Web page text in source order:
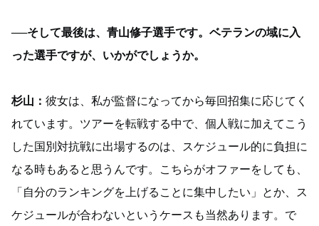
──そして最後は、青山修子選手です。ベテランの域に入
った選手ですが、いかがでしょうか。
杉山： 彼女は、私が監督になってから毎回招集に応じてく
れています。ツアーを転戦する中で、個人戦に加えてこう
した国別対抗戦に出場するのは、スケジュール的に負担に
なる時もあると思うんです。こちらがオファーをしても、
「自分のランキングを上げることに集中したい」とか、ス
ケジュールが合わないというケースも当然あります。で